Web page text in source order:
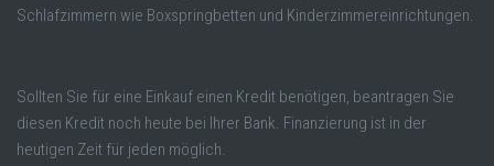
Schlafzimmern wie Boxspringbetten und Kinderzimmereinrichtungen.
Sollten Sie für eine Einkauf einen Kredit benötigen, beantragen Sie
diesen Kredit noch heute bei Ihrer Bank. Finanzierung ist in der
heutigen Zeit für jeden möglich.